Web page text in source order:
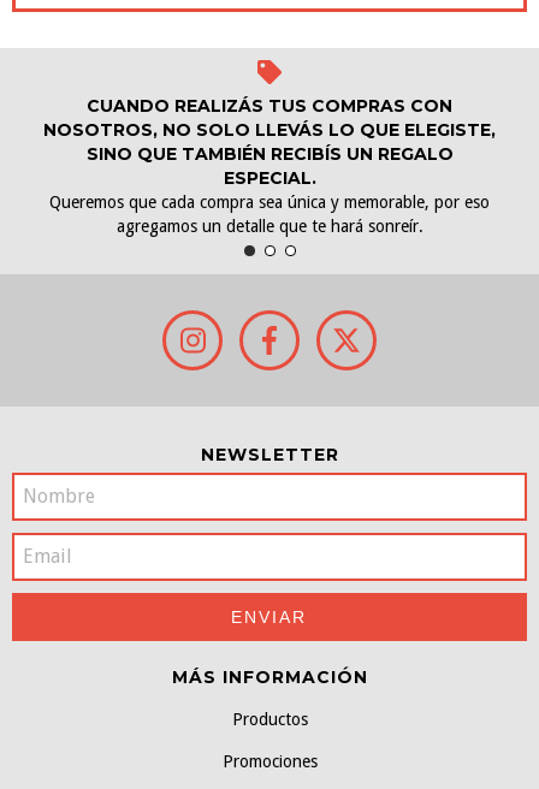
CUANDO REALIZÁS TUS COMPRAS CON
NOSOTROS, NO SOLO LLEVÁS LO QUE ELEGISTE,
SINO QUE TAMBIÉN RECIBÍS UN REGALO
ESPECIAL.
Queremos que cada compra sea única y memorable, por eso
agregamos un detalle que te hará sonreír.
NEWSLETTER
MÁS INFORMACIÓN
Productos
Promociones